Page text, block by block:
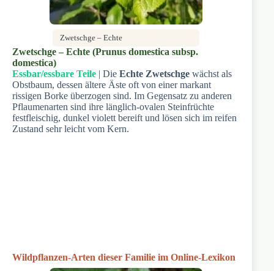
Zwetschge – Echte
Zwetschge – Echte (Prunus domestica subsp.
domestica)
Essbar/essbare Teile | Die Echte Zwetschge wächst als
Obstbaum, dessen ältere Äste oft von einer markant
rissigen Borke überzogen sind. Im Gegensatz zu anderen
Pflaumenarten sind ihre länglich-ovalen Steinfrüchte
festfleischig, dunkel violett bereift und lösen sich im reifen
Zustand sehr leicht vom Kern.
Wildpflanzen-Arten dieser Familie im Online-Lexikon